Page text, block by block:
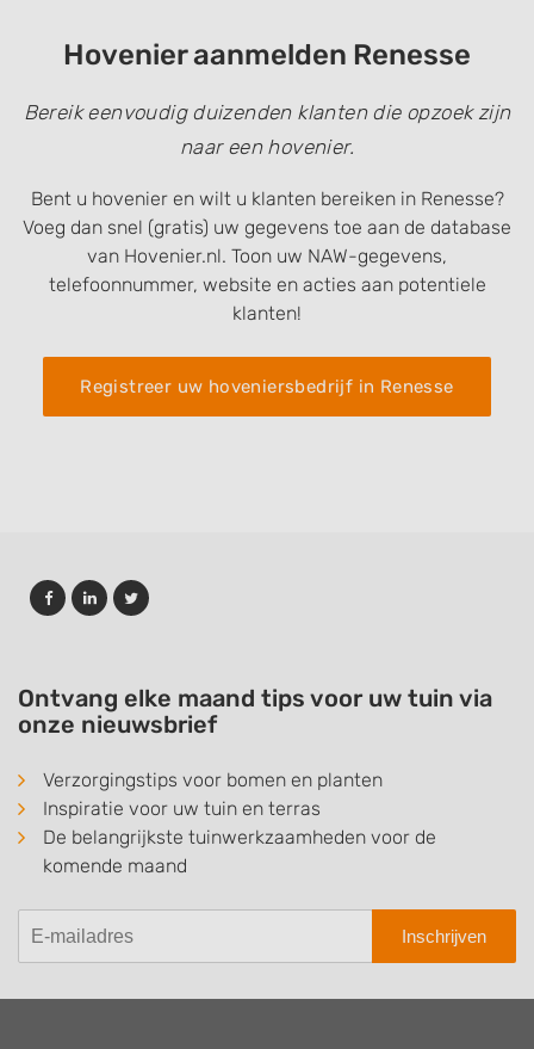
Hovenier aanmelden Renesse
Bereik eenvoudig duizenden klanten die opzoek zijn
naar een hovenier.
Bent u hovenier en wilt u klanten bereiken in Renesse?
Voeg dan snel (gratis) uw gegevens toe aan de database
van Hovenier.nl. Toon uw NAW-gegevens,
telefoonnummer, website en acties aan potentiele
klanten!
Registreer uw hoveniersbedrijf in Renesse
Ontvang elke maand tips voor uw tuin via
onze nieuwsbrief
Verzorgingstips voor bomen en planten
Inspiratie voor uw tuin en terras
De belangrijkste tuinwerkzaamheden voor de
komende maand
Inschrijven